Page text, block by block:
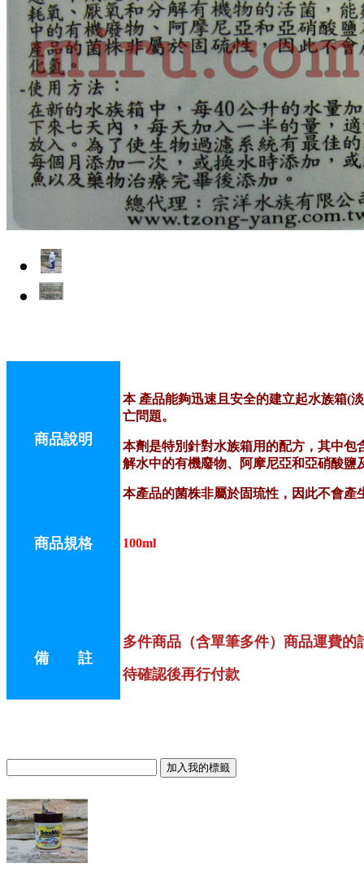
商品說明
本 產品能夠迅速且安全的建立起水族箱(
亡問題。
本劑是特別針對水族箱用的配方，其中
解水中的有機廢物、阿摩尼亞和亞硝酸鹽
本產品的菌株非屬於固琉性，因此不會產
商品規格 100ml
備 註
多件商品（含單筆多件）商品運費的
待確認後再行付款